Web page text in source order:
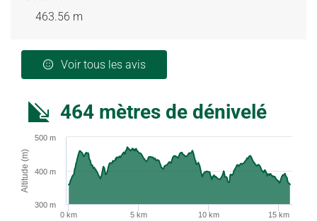
463.56 m
Voir tous les avis
464 mètres de dénivelé
Altitude (m)
0 km 5 km 10 km 15 km
300 m
400 m
500 m